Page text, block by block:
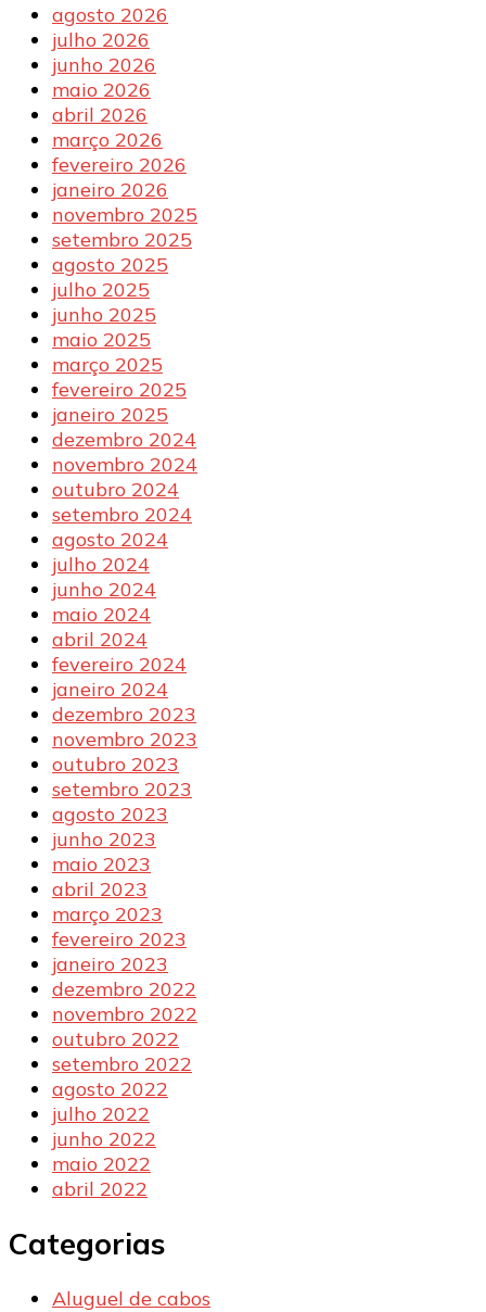
agosto 2026
julho 2026
junho 2026
maio 2026
abril 2026
março 2026
fevereiro 2026
janeiro 2026
novembro 2025
setembro 2025
agosto 2025
julho 2025
junho 2025
maio 2025
março 2025
fevereiro 2025
janeiro 2025
dezembro 2024
novembro 2024
outubro 2024
setembro 2024
agosto 2024
julho 2024
junho 2024
maio 2024
abril 2024
fevereiro 2024
janeiro 2024
dezembro 2023
novembro 2023
outubro 2023
setembro 2023
agosto 2023
junho 2023
maio 2023
abril 2023
março 2023
fevereiro 2023
janeiro 2023
dezembro 2022
novembro 2022
outubro 2022
setembro 2022
agosto 2022
julho 2022
junho 2022
maio 2022
abril 2022
Categorias
Aluguel de cabos